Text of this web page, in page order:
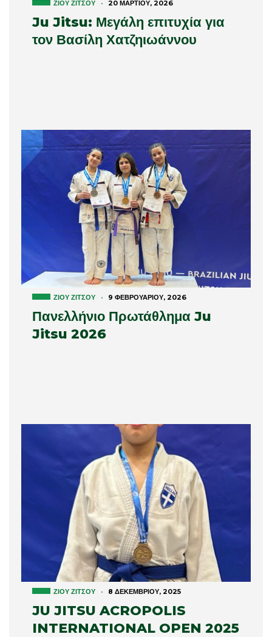
ΖΊΟΥ ΖΊΤΣΟΥ · 20 ΜΑΡΤΊΟΥ, 2026
Ju Jitsu: Μεγάλη επιτυχία για
τον Βασίλη Χατζηιωάννου
ΖΊΟΥ ΖΊΤΣΟΥ · 9 ΦΕΒΡΟΥΑΡΊΟΥ, 2026
Πανελλήνιο Πρωτάθλημα Ju
Jitsu 2026
ΖΊΟΥ ΖΊΤΣΟΥ · 8 ΔΕΚΕΜΒΡΊΟΥ, 2025
JU JITSU ACROPOLIS
INTERNATIONAL OPEN 2025